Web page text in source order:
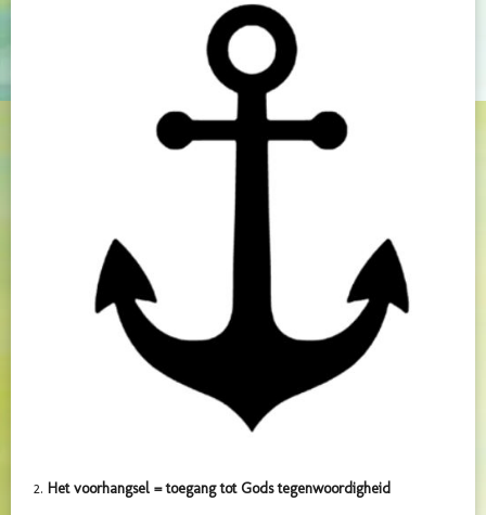
Het voorhangsel = toegang tot Gods tegenwoordigheid